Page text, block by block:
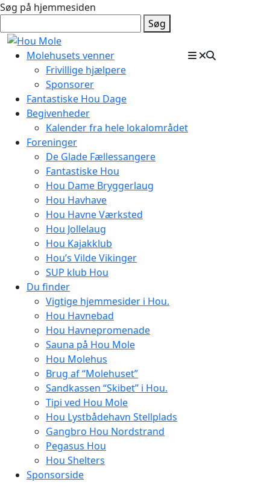
Søg på hjemmesiden
Søg
Molehusets venner
Frivillige hjælpere
Sponsorer
Fantastiske Hou Dage
Begivenheder
Kalender fra hele lokalområdet
Foreninger
De Glade Fællessangere
Fantastiske Hou
Hou Dame Bryggerlaug
Hou Havhave
Hou Havne Værksted
Hou Jollelaug
Hou Kajakklub
Hou’s Vilde Vikinger
SUP klub Hou
Du finder
Vigtige hjemmesider i Hou.
Hou Havnebad
Hou Havnepromenade
Sauna på Hou Mole
Hou Molehus
Brug af “Molehuset”
Sandkassen “Skibet” i Hou.
Tipi ved Hou Mole
Hou Lystbådehavn Stellplads
Gangbro Hou Nordstrand
Pegasus Hou
Hou Shelters
Sponsorside